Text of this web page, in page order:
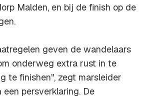
Malden, en bij de finish op de
geven de wandelaars
onderweg extra rust in te
te finishen", zegt marsleider
een persverklaring. De